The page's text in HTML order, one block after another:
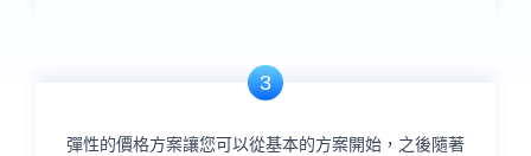
3
彈性的價格方案讓您可以從基本的方案開始，之後隨著